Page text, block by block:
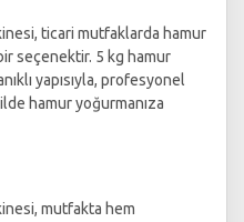
ticari mutfaklarda hamur
seçenektir. 5 kg hamur
yapısıyla, profesyonel
hamur yoğurmanıza
mutfakta hem